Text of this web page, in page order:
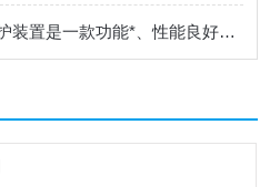
美国SEL551系列微机保护装置是一款功能*、性能良好的电力系统保护设备